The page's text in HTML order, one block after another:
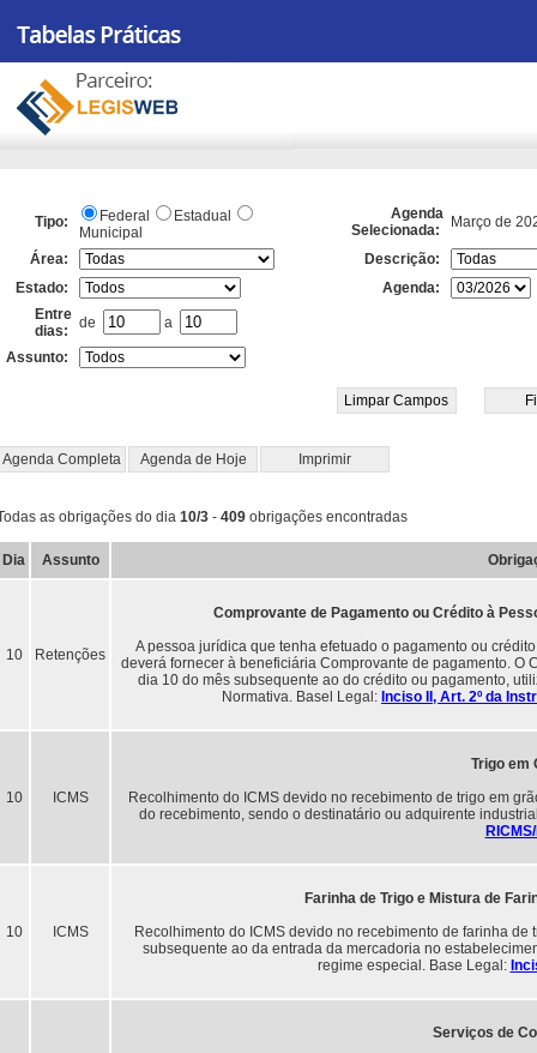
Tipo: Federal
Estadual
Municipal
Agenda
Selecionada:
Março de
Área:
Descrição:
Estado:
Agenda:
Entre
dias:
de a
Assunto:
Agenda Completa Agenda de Hoje Imprimir
as obrigações do dia 10/3 - 409 obrigações encontradas
Dia Assunto
10 Retenções
Comprovante de Pagamento ou Crédito à
A pessoa jurídica que tenha efetuado o pagamento ou
deverá fornecer à beneficiária Comprovante de pagamento. O
dia 10 do mês subsequente ao do crédito ou pagamento,
Normativa. Basel Legal: Inciso II, Art. 2º da
10 ICMS
Trigo em
Recolhimento do ICMS devido no recebimento de trigo em
do recebimento, sendo o destinatário ou adquirente
10 ICMS
Farinha de Trigo e Mistura de
Recolhimento do ICMS devido no recebimento de farinha
subsequente ao da entrada da mercadoria no
regime especial. Base Legal:
Serviços de